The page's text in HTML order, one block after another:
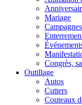
Mariage
Congrès,
Outillage
Autos
Cutters
Couteaux